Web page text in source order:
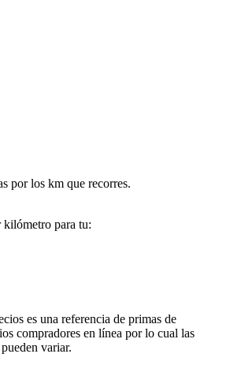
por los km que recorres.
kilómetro para tu:
es una referencia de primas de
compradores en línea por lo cual las
variar.